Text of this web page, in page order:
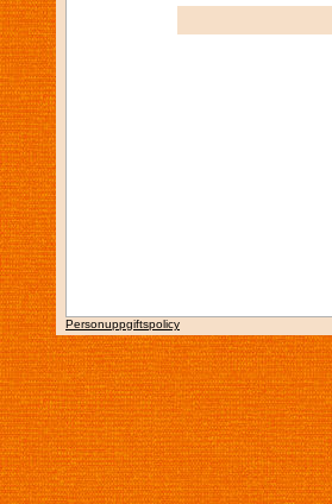
Personuppgiftspolicy